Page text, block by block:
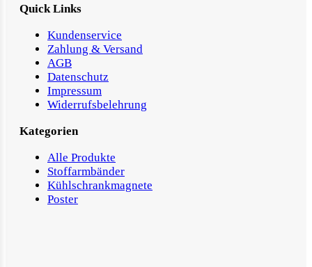
Quick Links
Kundenservice
Zahlung & Versand
AGB
Datenschutz
Impressum
Widerrufsbelehrung
Kategorien
Alle Produkte
Stoffarmbänder
Kühlschrankmagnete
Poster